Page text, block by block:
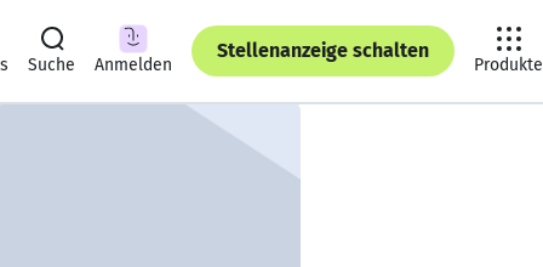
Suche Anmelden
Stellenanzeige schalten
Produkte